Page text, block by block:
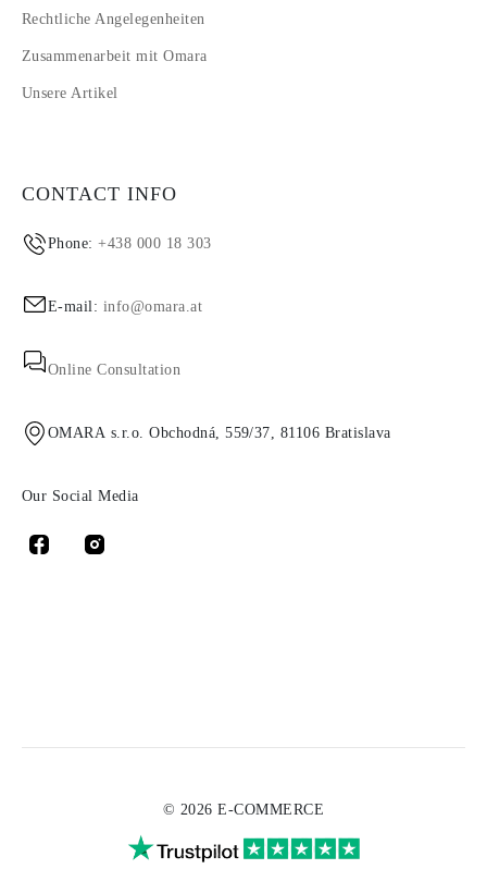
Rechtliche Angelegenheiten
Zusammenarbeit mit Omara
Unsere Artikel
CONTACT INFO
Phone:+438 000 18 303
E-mail: info@omara.at
Online Consultation
OMARA s.r.o. Obchodná, 559/37, 81106 Bratislava
Our Social Media
© 2026 E-COMMERCE